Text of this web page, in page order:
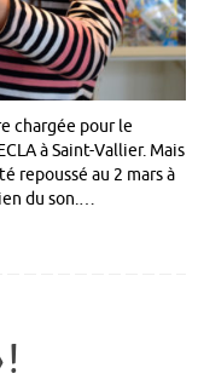
chargée pour le
à Saint-Vallier. Mais
repoussé au 2 mars à
du son.…
!